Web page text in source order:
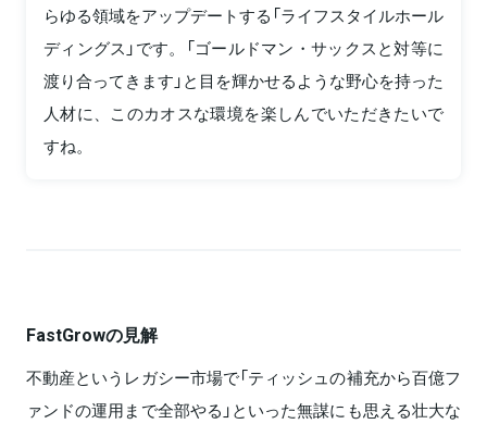
らゆる領域をアップデートする「ライフスタイルホール
ディングス」です。「ゴールドマン・サックスと対等に
渡り合ってきます」と目を輝かせるような野心を持った
人材に、このカオスな環境を楽しんでいただきたいで
すね。
FastGrowの見解
不動産というレガシー市場で「ティッシュの補充から百億フ
ァンドの運用まで全部やる」といった無謀にも思える壮大な